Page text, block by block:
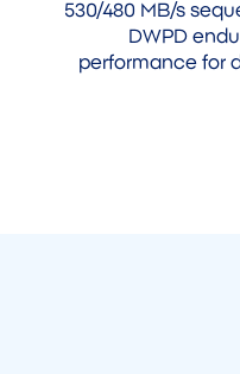
530/480 MB/s
DWPD
performance for